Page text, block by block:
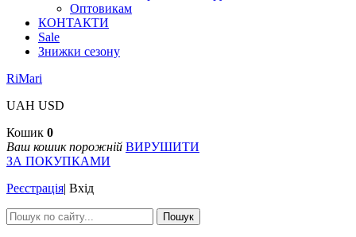
Оптовикам
КОНТАКТИ
Sale
Знижки сезону
RiMari
UAH USD
Кошик 0
Ваш кошик порожній ВИРУШИТИ
ЗА ПОКУПКАМИ
Реєстрація| Вхід
Пошук